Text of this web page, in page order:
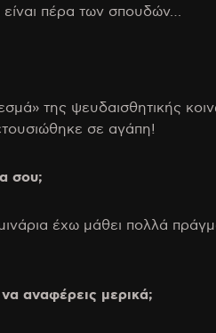
είναι πέρα των σπουδών…
της ψευδαισθητικής
σε αγάπη!
σου;
έχω μάθει πολλά
αναφέρεις μερικά;